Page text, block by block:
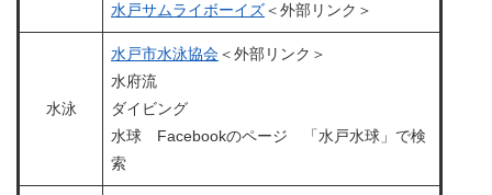
水戸サムライボーイズ＜外部リンク＞
水泳
水戸市水泳協会＜外部リンク＞
水府流
ダイビング
水球 Facebookのページ 「水戸水球」で検
索